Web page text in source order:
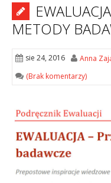
METODY
sie 24, 2016 Anna
(Brak komentarzy)